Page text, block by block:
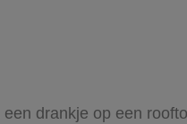
drankje op een